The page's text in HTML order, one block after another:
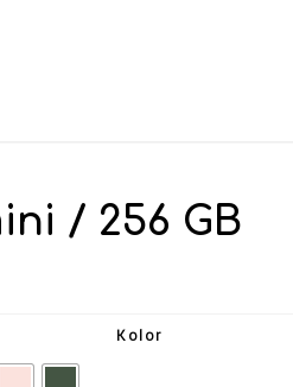
/ 256 GB
Kolor